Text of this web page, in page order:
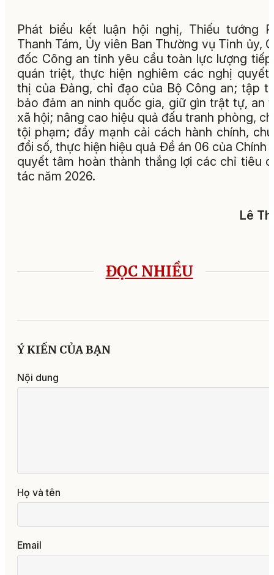
Phát biểu kết luận hội nghị, Thiếu tướng
Thanh Tám, Ủy viên Ban Thường vụ Tỉnh ủy,
đốc Công an tỉnh yêu cầu toàn lực lượng
quán triệt, thực hiện nghiêm các nghị
thị của Đảng, chỉ đạo của Bộ Công an; tập
bảo đảm an ninh quốc gia, giữ gìn trật tự, an
xã hội; nâng cao hiệu quả đấu tranh phòng,
tội phạm; đẩy mạnh cải cách hành chính,
đổi số, thực hiện hiệu quả Đề án 06 của Chính
quyết tâm hoàn thành thắng lợi các chỉ tiêu
tác năm 2026.
Lê
ĐỌC NHIỀU
Ý KIẾN CỦA BẠN
Nội dung
Họ và tên
Email